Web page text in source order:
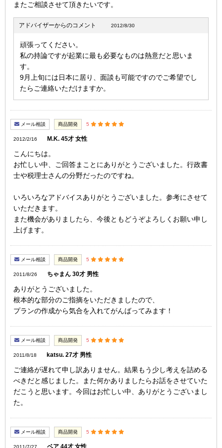
またご相談させて頂きたいです。
アドバイザーからのコメント 2012/8/30
頑張ってください。
私の持論ですが起業に最も必要なものは熱意だと思いま
す。
9月上旬には日本に居り、面談も可能ですのでご希望でし
たらご連絡いただけますか。
メール相談 商品開発 5
2012/2/16 M.K. 45才 女性
こんにちは。
お忙しい中、ご回答まことにありがとうございました。行政書
士や税理士さんの分野だったのですね。
いろいろなアドバイスありがとうございました。参考にさせて
いただきます。
また機会がありましたら、今後ともどうぞよろしくお願い申し
上げます。
メール相談 商品開発 5
2011/8/26 ちゃまん 30才 男性
ありがとうございました。
根本的な部分のご指摘をいただきましたので、
プランの作成から気合を入れてがんばってみます！
メール相談 商品開発 5
2011/8/18 katsu. 27才 男性
ご連絡が遅れて申し訳ありません。結果もう少し考えを詰める
べきだと感じました。また何かありましたらお話をさせていた
だこうと思います。今回はお忙しい中、ありがとうございまし
た。
メール相談 商品開発 5
2011/7/27 ベア 44才 女性